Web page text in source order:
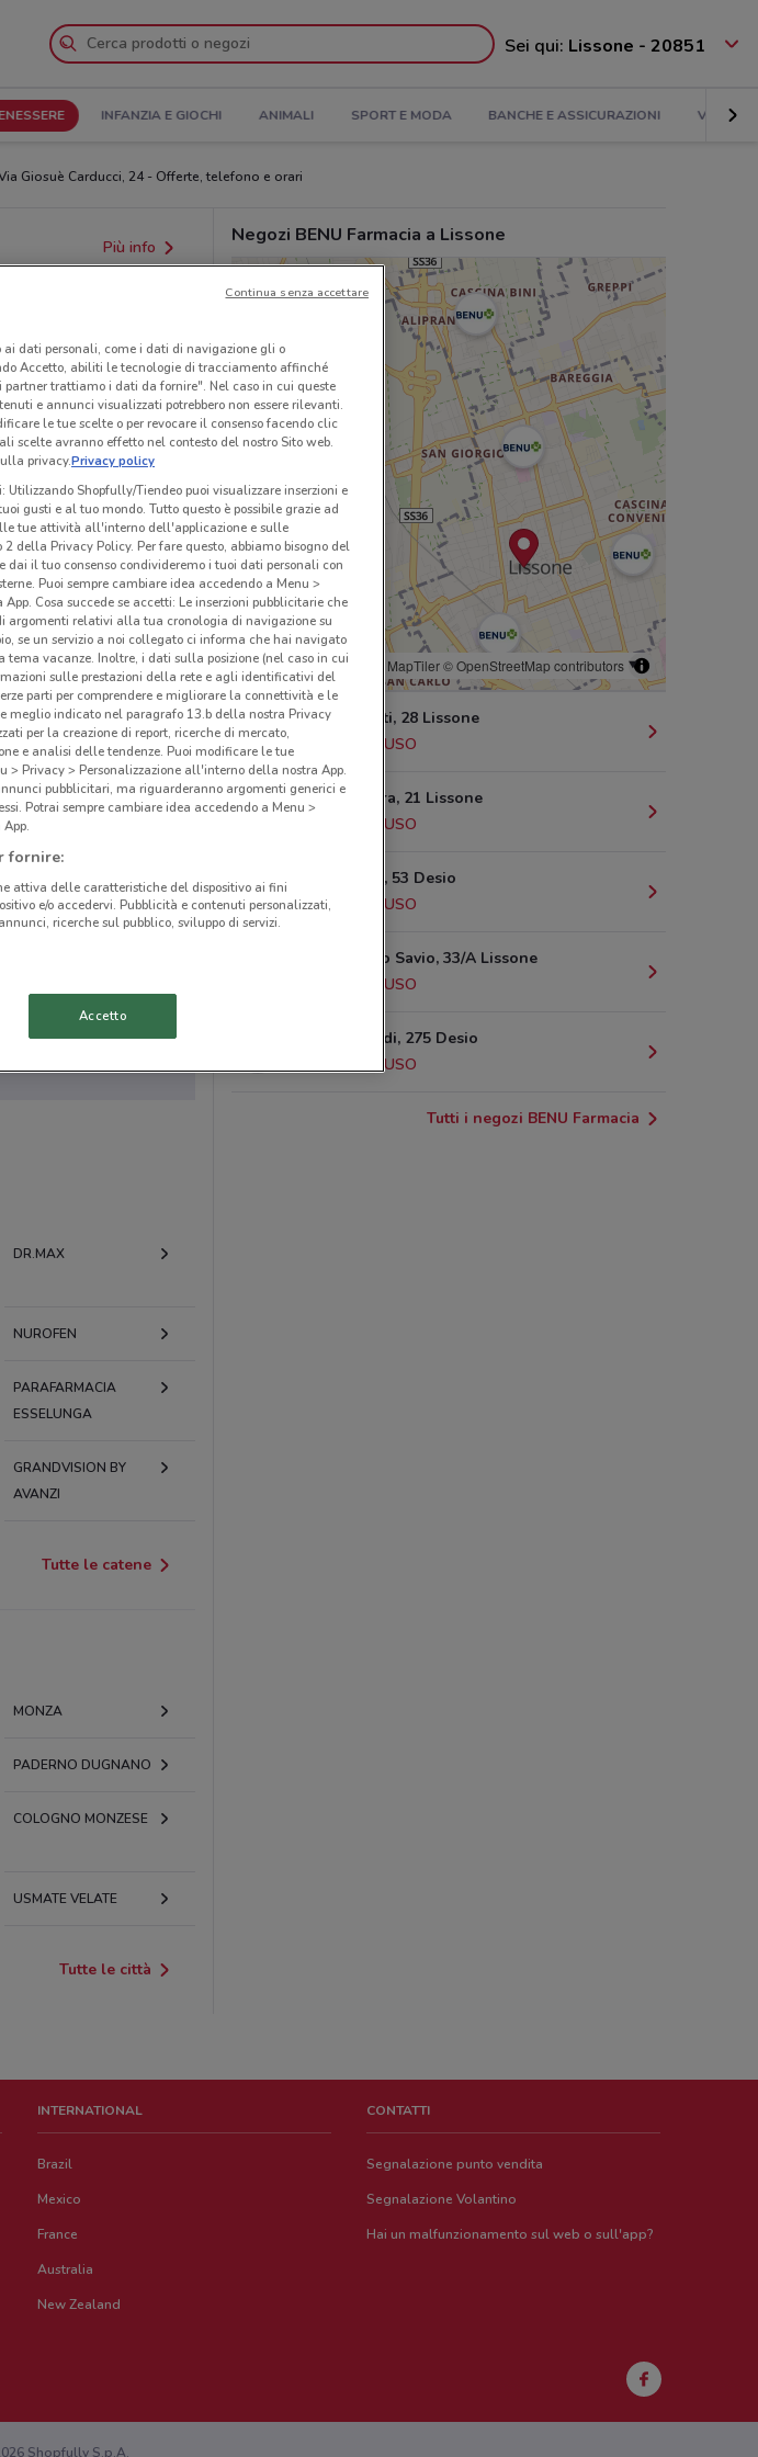
Sei qui: Lissone - 20851
INFANZIA E GIOCHI ANIMALI SPORT E MODA BANCHE E ASSICURAZIONI VIAGGI
Giosuè Carducci, 24 - Offerte, telefono e orari
Più info
Riprova più tardi.
Negozi BENU Farmacia a Lissone
© MapTiler© OpenStreetMap contributors
Via Pacinotti, 28 Lissone
CHIUSO
Via L Manara, 21 Lissone
CHIUSO
Corso Italia, 53 Desio
2.6 km
CHIUSO
S. Domenico Savio, 33/A Lissone
CHIUSO
Via Garibaldi, 275 Desio
CHIUSO
Tutti i negozi BENU Farmacia
DR.MAX
NUROFEN
PARAFARMACIA
ESSELUNGA
GRANDVISION BY
AVANZI
Tutte le catene
MONZA
PADERNO DUGNANO
COLOGNO MONZESE
USMATE VELATE
Tutte le città
INTERNATIONAL
Brazil
Mexico
France
Australia
New Zealand
CONTATTI
Segnalazione punto vendita
Segnalazione Volantino
Hai un malfunzionamento sul web o sull'app?
Shopfully S.p.A.
dati personali, come i dati di navigazione gli o
Accetto, abiliti le tecnologie di tracciamento affinché
trattiamo i dati da fornire". Nel caso in cui queste
e annunci visualizzati potrebbero non essere rilevanti.
le tue scelte o per revocare il consenso facendo clic
scelte avranno effetto nel contesto del nostro Sito web.
privacy.Privacy policy
Shopfully/Tiendeo puoi visualizzare inserzioni e
gusti e al tuo mondo. Tutto questo è possibile grazie ad
tue attività all'interno dell'applicazione e sulle
della Privacy Policy. Per fare questo, abbiamo bisogno del
il tuo consenso condivideremo i tuoi dati personali con
Puoi sempre cambiare idea accedendo a Menu >
Cosa succede se accetti: Le inserzioni pubblicitarie che
argomenti relativi alla tua cronologia di navigazione su
se un servizio a noi collegato ci informa che hai navigato
vacanze. Inoltre, i dati sulla posizione (nel caso in cui
sulle prestazioni della rete e agli identificativi del
parti per comprendere e migliorare la connettività e le
meglio indicato nel paragrafo 13.b della nostra Privacy
per la creazione di report, ricerche di mercato,
e analisi delle tendenze. Puoi modificare le tue
> Privacy > Personalizzazione all'interno della nostra App.
pubblicitari, ma riguarderanno argomenti generici e
Potrai sempre cambiare idea accedendo a Menu >
fornire:
attiva delle caratteristiche del dispositivo ai fini
e/o accedervi. Pubblicità e contenuti personalizzati,
ricerche sul pubblico, sviluppo di servizi.
Accetto
Continua senza accettare